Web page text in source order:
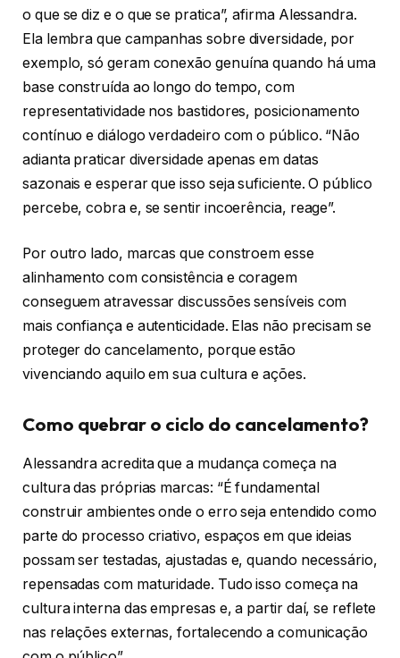
o que se diz e o que se pratica”, afirma Alessandra.
Ela lembra que campanhas sobre diversidade, por
exemplo, só geram conexão genuína quando há uma
base construída ao longo do tempo, com
representatividade nos bastidores, posicionamento
contínuo e diálogo verdadeiro com o público. “Não
adianta praticar diversidade apenas em datas
sazonais e esperar que isso seja suficiente. O público
percebe, cobra e, se sentir incoerência, reage”.
Por outro lado, marcas que constroem esse
alinhamento com consistência e coragem
conseguem atravessar discussões sensíveis com
mais confiança e autenticidade. Elas não precisam se
proteger do cancelamento, porque estão
vivenciando aquilo em sua cultura e ações.
Como quebrar o ciclo do cancelamento?
Alessandra acredita que a mudança começa na
cultura das próprias marcas: “É fundamental
construir ambientes onde o erro seja entendido como
parte do processo criativo, espaços em que ideias
possam ser testadas, ajustadas e, quando necessário,
repensadas com maturidade. Tudo isso começa na
cultura interna das empresas e, a partir daí, se reflete
nas relações externas, fortalecendo a comunicação